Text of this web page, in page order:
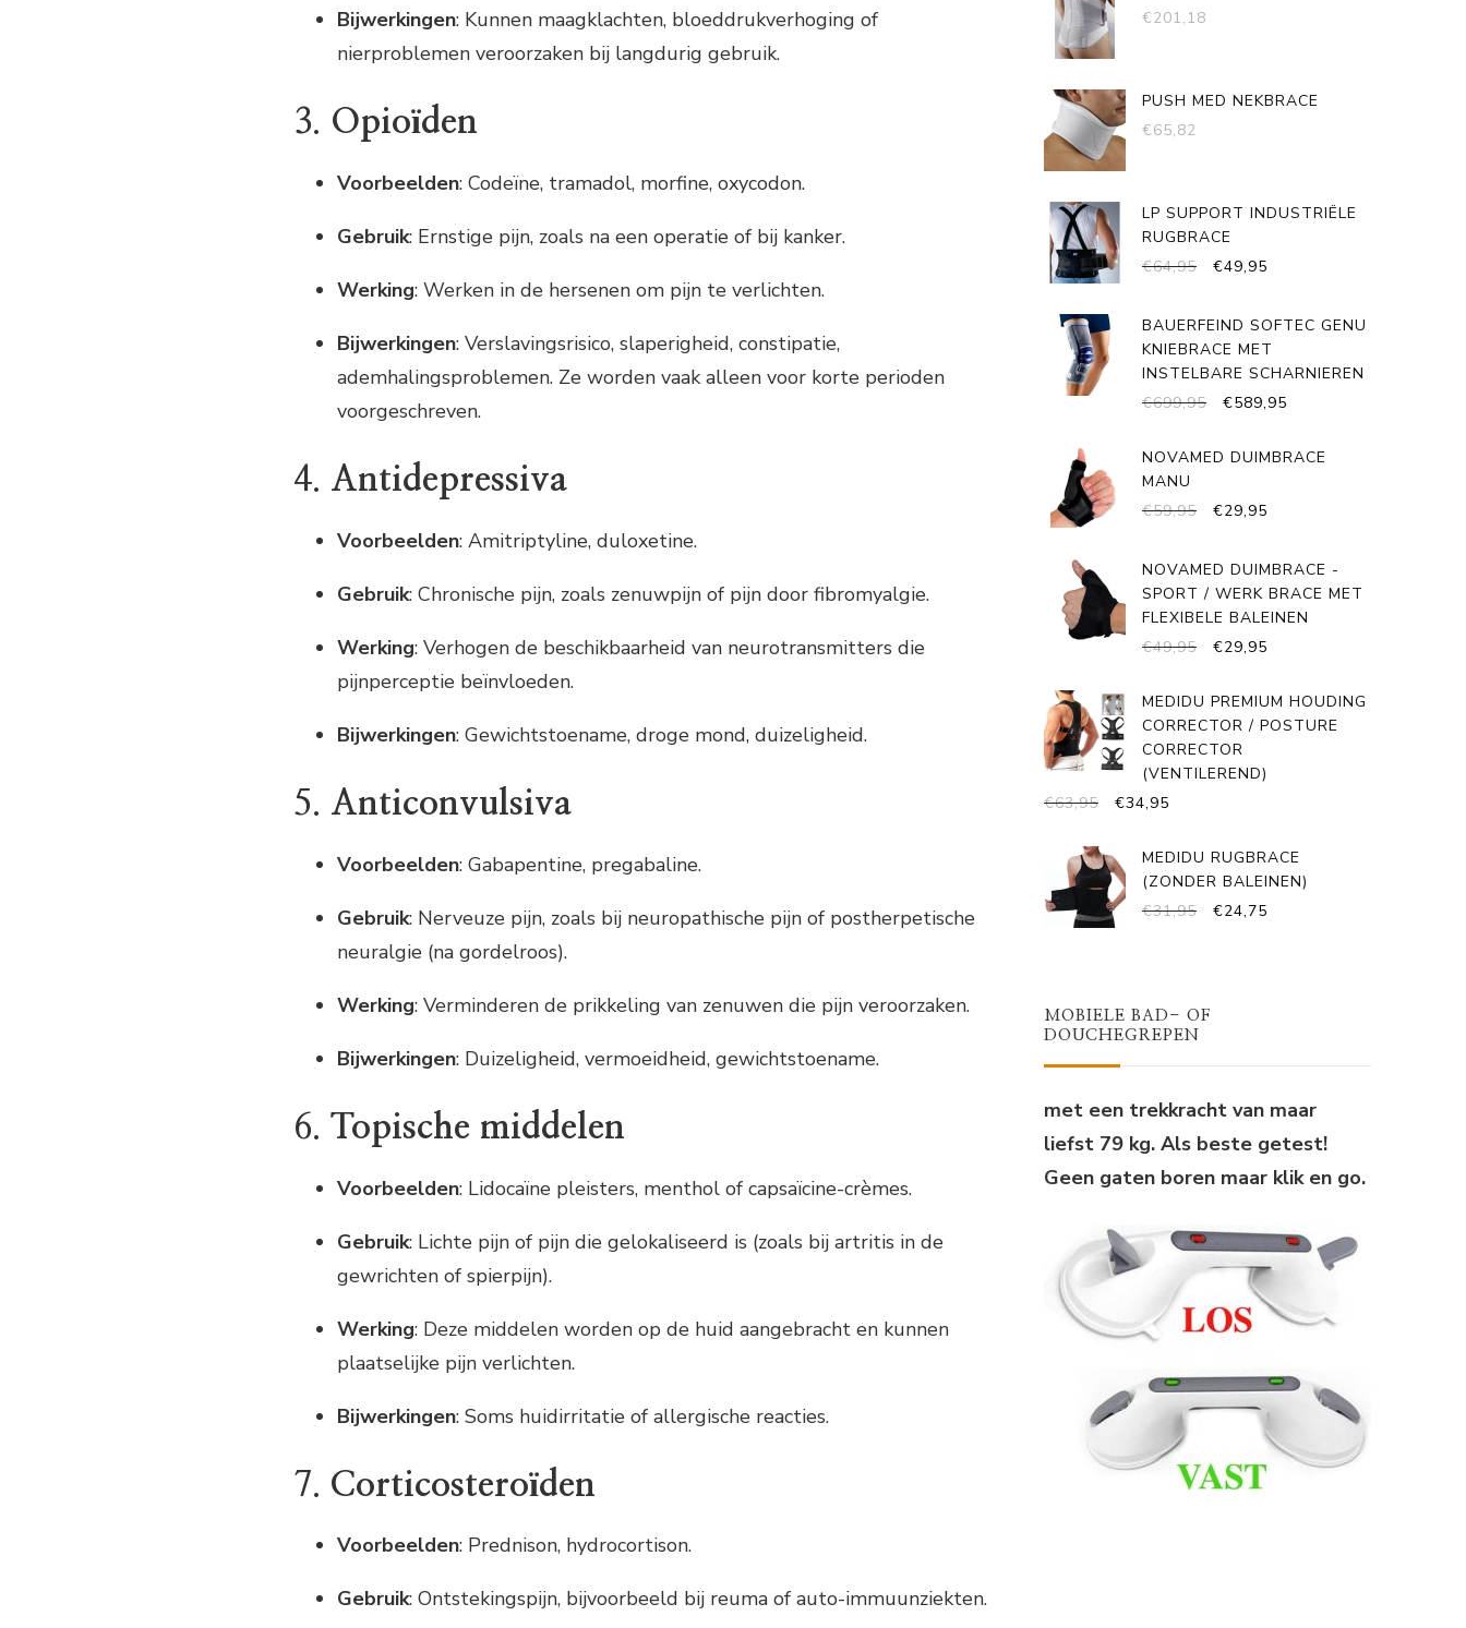
Bijwerkingen: Kunnen maagklachten, bloeddrukverhoging of
nierproblemen veroorzaken bij langdurig gebruik.
3. Opioïden
Voorbeelden: Codeïne, tramadol, morfine, oxycodon.
Gebruik: Ernstige pijn, zoals na een operatie of bij kanker.
Werking: Werken in de hersenen om pijn te verlichten.
Bijwerkingen: Verslavingsrisico, slaperigheid, constipatie,
ademhalingsproblemen. Ze worden vaak alleen voor korte perioden
voorgeschreven.
4. Antidepressiva
Voorbeelden: Amitriptyline, duloxetine.
Gebruik: Chronische pijn, zoals zenuwpijn of pijn door fibromyalgie.
Werking: Verhogen de beschikbaarheid van neurotransmitters die
pijnperceptie beïnvloeden.
Bijwerkingen: Gewichtstoename, droge mond, duizeligheid.
5. Anticonvulsiva
Voorbeelden: Gabapentine, pregabaline.
Gebruik: Nerveuze pijn, zoals bij neuropathische pijn of postherpetische
neuralgie (na gordelroos).
Werking: Verminderen de prikkeling van zenuwen die pijn veroorzaken.
Bijwerkingen: Duizeligheid, vermoeidheid, gewichtstoename.
6. Topische middelen
Voorbeelden: Lidocaïne pleisters, menthol of capsaïcine-crèmes.
Gebruik: Lichte pijn of pijn die gelokaliseerd is (zoals bij artritis in de
gewrichten of spierpijn).
Werking: Deze middelen worden op de huid aangebracht en kunnen
plaatselijke pijn verlichten.
Bijwerkingen: Soms huidirritatie of allergische reacties.
7. Corticosteroïden
Voorbeelden: Prednison, hydrocortison.
Gebruik: Ontstekingspijn, bijvoorbeeld bij reuma of auto-immuunziekten.
€29,95.
€201,18
PUSH MED NEKBRACE
€65,82
LP SUPPORT INDUSTRIËLE
RUGBRACE
€64,95
OORSPRONKELIJKE
€64,95.
€49,95
€49,95.
BAUERFEIND SOFTEC GENU
KNIEBRACE MET
INSTELBARE SCHARNIEREN
€699,95
OORSPRONKELIJKE
WAS:
€589,95
IS:
NOVAMED DUIMBRACE
MANU
€59,95
OORSPRONKELIJKE
€59,95.
€29,95
€29,95.
NOVAMED DUIMBRACE -
SPORT / WERK BRACE MET
FLEXIBELE BALEINEN
€49,95
OORSPRONKELIJKE
WAS:
€49,95.
€29,95
IS:
€29,95.
MEDIDU PREMIUM HOUDING
CORRECTOR / POSTURE
CORRECTOR
(VENTILEREND)
€63,95
OORSPRONKELIJKE
WAS:
€63,95.
€34,95
IS:
€34,95.
MEDIDU RUGBRACE
(ZONDER BALEINEN)
€31,95
OORSPRONKELIJKE
€24,75
MOBIELE BAD- OF
DOUCHEGREPEN
met een trekkracht van maar
liefst 79 kg. Als beste getest!
Geen gaten boren maar klik en go.